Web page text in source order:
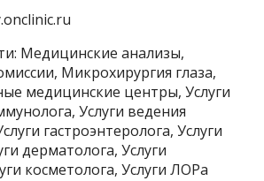
Медицинские анализы,
Микрохирургия глаза,
медицинские центры, Услуги
Услуги ведения
гастроэнтеролога, Услуги
дерматолога, Услуги
косметолога, Услуги ЛОРа